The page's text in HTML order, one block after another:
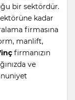
bir sektördür.
kadar
firmasına
manlift,
firmanızın
ve